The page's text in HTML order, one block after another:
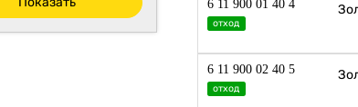
6 11 900 01 40 4
отход
6 11 900 02 40 5
отход